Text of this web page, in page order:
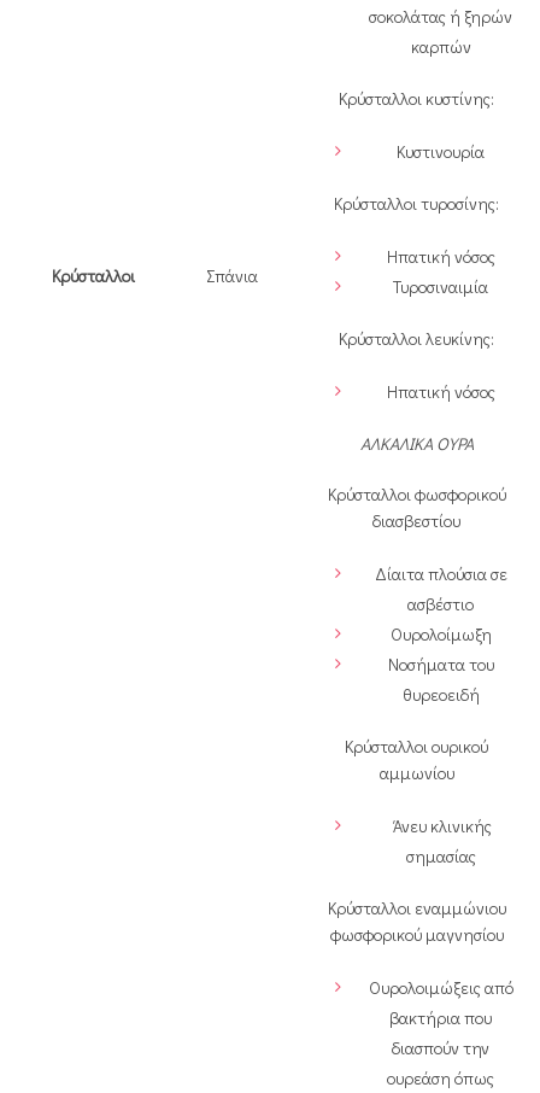
Κρύσταλλοι Σπάνια
σοκολάτας ή ξηρών
καρπών
Κρύσταλλοι κυστίνης:
Κυστινουρία
Κρύσταλλοι τυροσίνης:
Ηπατική νόσος
Τυροσιναιμία
Κρύσταλλοι λευκίνης:
Ηπατική νόσος
ΑΛΚΑΛΙΚΑ ΟΥΡΑ
Κρύσταλλοι φωσφορικού
διασβεστίου
Δίαιτα πλούσια σε
ασβέστιο
Ουρολοίμωξη
Νοσήματα του
θυρεοειδή
Κρύσταλλοι ουρικού
αμμωνίου
Άνευ κλινικής
σημασίας
Κρύσταλλοι εναμμώνιου
φωσφορικού μαγνησίου
Ουρολοιμώξεις από
βακτήρια που
διασπούν την
ουρεάση όπως